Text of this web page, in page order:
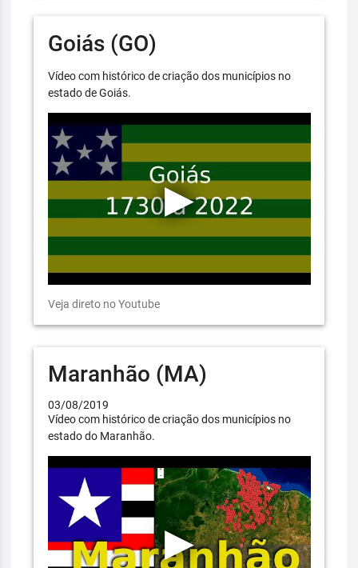
Goiás (GO)
Vídeo com histórico de criação dos municípios no
estado de Goiás.
Veja direto no Youtube
Maranhão (MA)
03/08/2019
Vídeo com histórico de criação dos municípios no
estado do Maranhão.